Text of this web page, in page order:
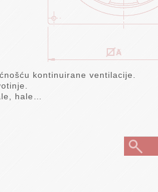
kontinuirane ventilacije.
hale…